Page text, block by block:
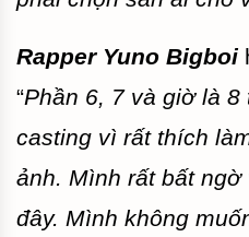
Rapper Yuno Bigboi
“Phần 6, 7 và giờ là
casting vì rất thích
ảnh. Mình rất bất
đây. Mình không